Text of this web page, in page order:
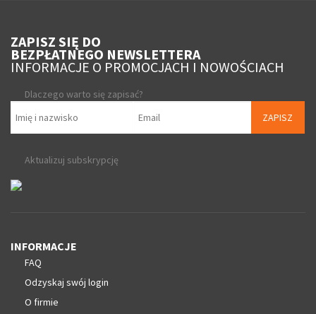
ZAPISZ SIĘ DO
BEZPŁATNEGO NEWSLETTERA
INFORMACJE O PROMOCJACH I NOWOŚCIACH
Dlaczego warto się zapisać?
ZAPISZ
Aktualizuj subskrypcję
INFORMACJE
FAQ
Odzyskaj swój login
O firmie